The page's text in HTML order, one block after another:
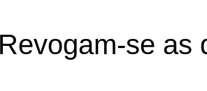
Revogam-se as